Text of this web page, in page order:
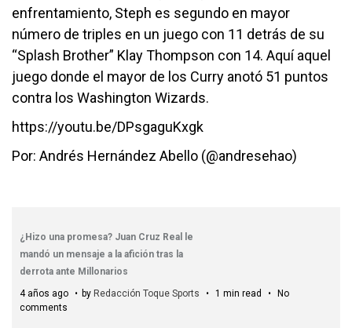
enfrentamiento, Steph es segundo en mayor
número de triples en un juego con 11 detrás de su
“Splash Brother” Klay Thompson con 14. Aquí aquel
juego donde el mayor de los Curry anotó 51 puntos
contra los Washington Wizards.
https://youtu.be/DPsgaguKxgk
Por: Andrés Hernández Abello (@andresehao)
¿Hizo una promesa? Juan Cruz Real le
mandó un mensaje a la afición tras la
derrota ante Millonarios
4 años ago
by Redacción Toque Sports 1 min read
No
comments